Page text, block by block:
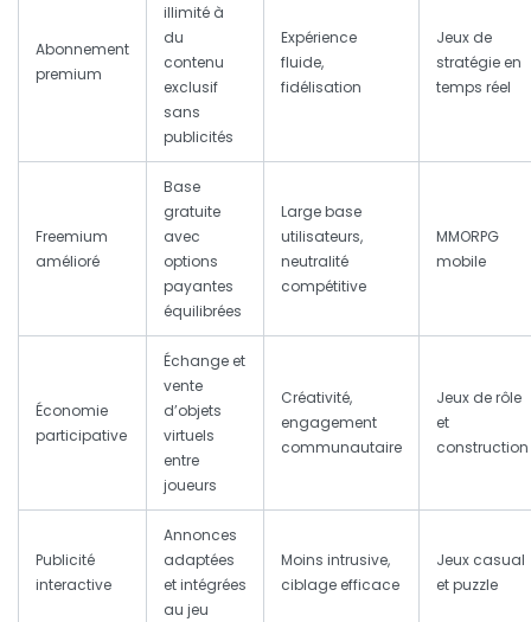
Abonnement
premium
illimité à
du
contenu
exclusif
sans
publicités
Expérience
fluide,
fidélisation
Jeux de
stratégie en
temps réel
Freemium
amélioré
Base
gratuite
avec
options
payantes
équilibrées
Large base
utilisateurs,
neutralité
compétitive
MMORPG
mobile
Économie
participative
Échange et
vente
d’objets
virtuels
entre
joueurs
Créativité,
engagement
communautaire
Jeux de rôle
et
construction
Publicité
interactive
Annonces
adaptées
et intégrées
au jeu
Moins intrusive,
ciblage efficace
Jeux casual
et puzzle